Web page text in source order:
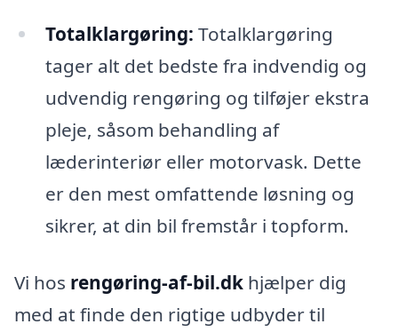
Totalklargøring: Totalklargøring
tager alt det bedste fra indvendig og
udvendig rengøring og tilføjer ekstra
pleje, såsom behandling af
læderinteriør eller motorvask. Dette
er den mest omfattende løsning og
sikrer, at din bil fremstår i topform.
Vi hos rengøring-af-bil.dk hjælper dig
med at finde den rigtige udbyder til